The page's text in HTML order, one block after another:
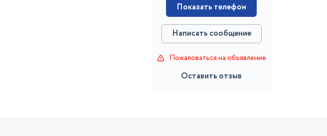
Показать телефон
Написать сообщение
Пожаловаться на объявление
Оставить отзыв